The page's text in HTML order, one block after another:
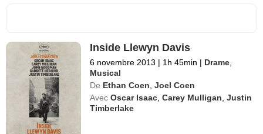
Inside Llewyn Davis
6 novembre 2013 | 1h 45min | Drame
Musical
De Ethan Coen ,Joel Coen
Avec Oscar Isaac ,Carey Mulligan ,Justin
Timberlake